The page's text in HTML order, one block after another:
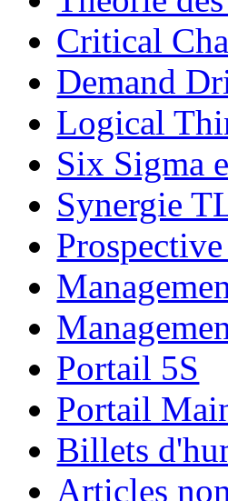
Critical
Demand
Logical
Six Sigma
Synergie
Portail 5S
Portail
Billets
Articles